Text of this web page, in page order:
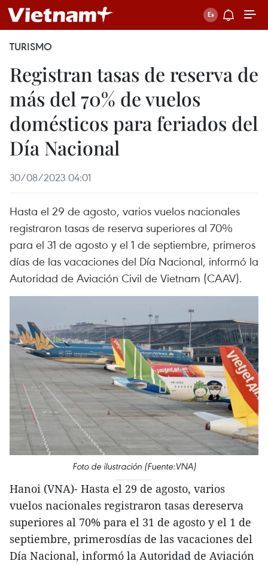
TURISMO
Registran tasas de reserva de
más del 70% de vuelos
domésticos para feriados del
Día Nacional
30/08/2023 04:01
Hasta el 29 de agosto, varios vuelos nacionales
registraron tasas de reserva superiores al 70%
para el 31 de agosto y el 1 de septiembre, primeros
días de las vacaciones del Día Nacional, informó la
Autoridad de Aviación Civil de Vietnam (CAAV).
Foto de ilustración (Fuente:VNA)
Hanoi (VNA)- Hasta el 29 de agosto, varios
vuelos nacionales registraron tasas dereserva
superiores al 70% para el 31 de agosto y el 1 de
septiembre, primerosdías de las vacaciones del
Día Nacional, informó la Autoridad de Aviación